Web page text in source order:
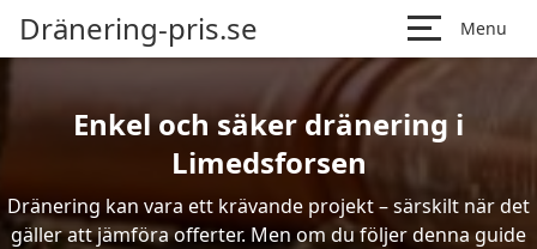
Dränering-pris.se Menu
Enkel och säker dränering i
Limedsforsen
Dränering kan vara ett krävande projekt – särskilt när det
gäller att jämföra offerter. Men om du följer denna guide